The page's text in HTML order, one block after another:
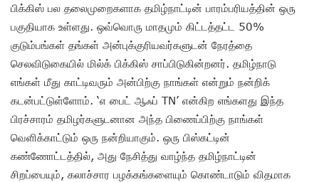
பிக்கிஸ் பல தலைமுறைகளாக தமிழ்நாட்டின் பாரம்பரியத்தின் ஒரு
பகுதியாக உள்ளது. ஒவ்வொரு மாதமும் கிட்டத்தட்ட 50%
குடும்பங்கள் தங்கள் அன்புக்குரியவர்களுடன் நேரத்தை
செலவிடுகையில் மில்க் பிக்கிஸ் சாப்பிடுகின்றனர். தமிழ்நாடு
எங்கள் மீது காட்டிவரும் அன்பிற்கு நாங்கள் என்றும் நன்றிக்
கடன்பட்டுள்ளோம். ‘எ பைட் ஆஃப் TN’ என்கிற எங்களது இந்த
பிரச்சாரம் தமிழர்களுடனான அந்த பிணைப்பிற்கு நாங்கள்
வெளிக்காட்டும் ஒரு நன்றியாகும். ஒரு பிஸ்கட்டின்
கண்ணோட்டத்தில், அது நேசித்து வாழ்ந்த தமிழ்நாட்டின்
சிறப்பையும், கலாச்சார பழக்கங்களையும் கொண்டாடும் விதமாக